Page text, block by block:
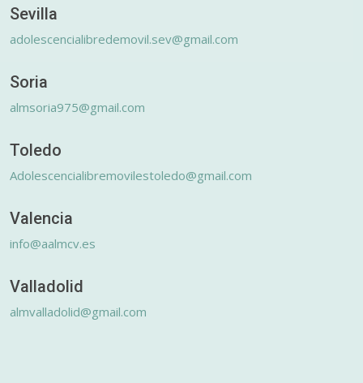
Sevilla
adolescencialibredemovil.sev@gmail.com
Soria
almsoria975@gmail.com
Toledo
Adolescencialibremovilestoledo@gmail.com
Valencia
info@aalmcv.es
Valladolid
almvalladolid@gmail.com